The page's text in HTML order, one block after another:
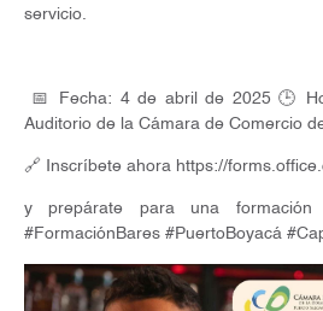
servicio.
📅 Fecha: 4 de abril de 2025 🕒
Auditorio de la Cámara de Comercio
🔗 Inscríbete ahora https://
y prepárate para una
#FormaciónBares #PuertoBoyacá